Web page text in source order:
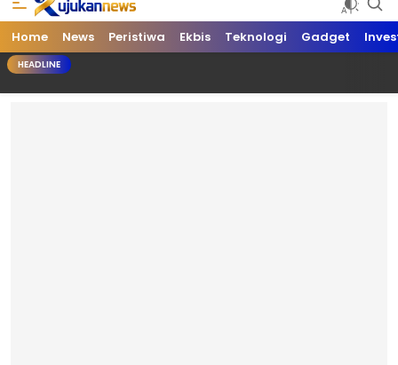
Home News Peristiwa Ekbis Teknologi Gadget
HEADLINE